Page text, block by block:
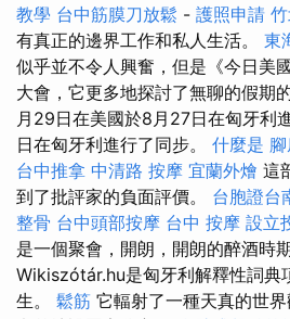
教學 台中筋膜刀放鬆 - 護照申請
有真正的邊界工作和私人生活。 東
似乎並不令人興奮，但是《今日美
大會，它更多地探討了無聊的假期
月29日在美國於8月27日在匈牙利
日在匈牙利進行了同步。 什麼是
台中推拿 中清路 按摩 宜蘭外燴 這
到了批評家的負面評價。 台胞證台
整骨 台中頭部按摩 台中 按摩 設立
是一個聚會，開朗，開朗的醉酒時
Wikiszótár.hu是匈牙利解釋性詞典
生。 鬆筋 它輻射了一種天真的世